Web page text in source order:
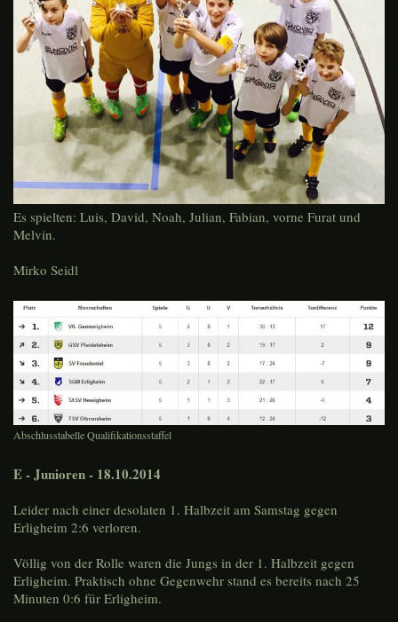
Es spielten: Luis, David, Noah, Julian, Fabian, vorne Furat und
Melvin.
Mirko Seidl
Abschlusstabelle Qualifikationsstaffel
E - Junioren - 18.10.2014
Leider nach einer desolaten 1. Halbzeit am Samstag gegen
Erligheim 2:6 verloren.
Völlig von der Rolle waren die Jungs in der 1. Halbzeit gegen
Erligheim. Praktisch ohne Gegenwehr stand es bereits nach 25
Minuten 0:6 für Erligheim.